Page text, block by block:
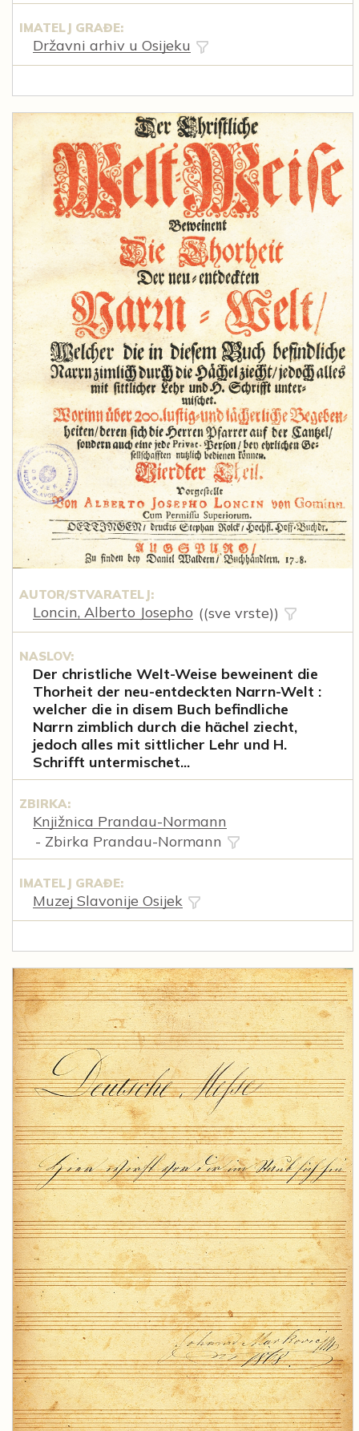
IMATELJ GRAĐE:
Državni arhiv u Osijeku
AUTOR/STVARATELJ:
Loncin, Alberto Josepho ((sve vrste))
NASLOV:
Der christliche Welt-Weise beweinent die
Thorheit der neu-entdeckten Narrn-Welt :
welcher die in disem Buch befindliche
Narrn zimblich durch die hächel ziecht,
jedoch alles mit sittlicher Lehr und H.
Schrifft untermischet...
ZBIRKA:
Knjižnica Prandau-Normann
- Zbirka Prandau-Normann
IMATELJ GRAĐE:
Muzej Slavonije Osijek